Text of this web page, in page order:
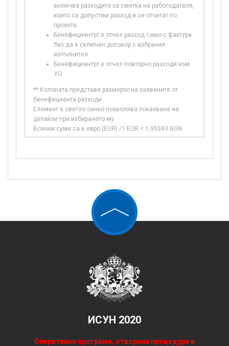
включва разходите за сметка на работодателя,
които са допустим разход и се отчитат по
проекта
Бенефициентът е отчел разход само с фактура
без да е сключен договор с избрания
изпълнител
Бенефициентът е отчел повторно разходи към
УО
** Колоната представя размерът на заявените от
бенефициента разходи
Елемент в светло синьо позволява показване на
детайли при избирането му
Всички суми са в евро (EUR) /1 EUR = 1,95583 BGN
ИСУН 2020
Оперативни програми, отворени процедури и